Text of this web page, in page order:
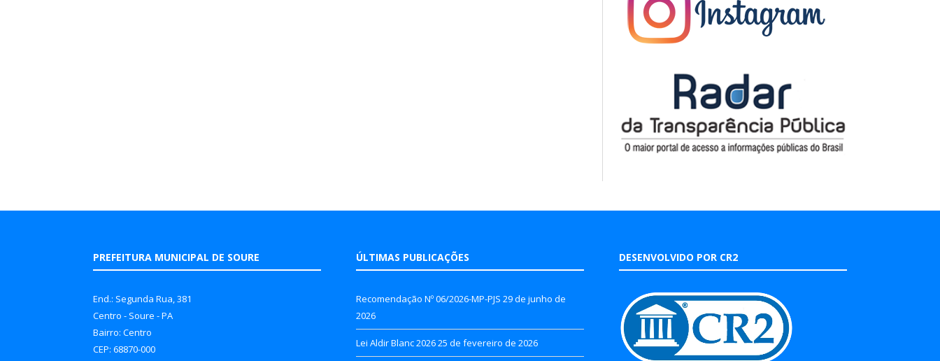
PREFEITURA MUNICIPAL DE SOURE
End.: Segunda Rua, 381
Centro - Soure - PA
Bairro: Centro
CEP: 68870-000
ÚLTIMAS PUBLICAÇÕES
Recomendação Nº 06/2026-MP-PJS 29 de junho de
2026
Lei Aldir Blanc 202625 de fevereiro de 2026
DESENVOLVIDO POR CR2